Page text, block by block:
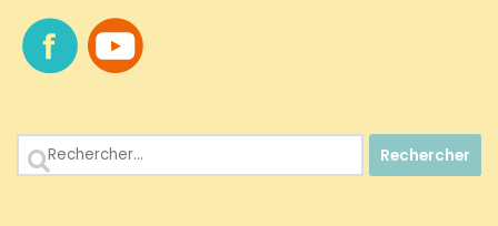
Rechercher :